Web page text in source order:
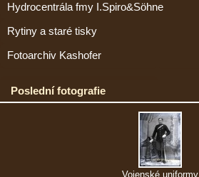
Hydrocentrála fmy I.Spiro&Söhne
Rytiny a staré tisky
Fotoarchiv Kashofer
Poslední fotografie
Vojenské uniformy